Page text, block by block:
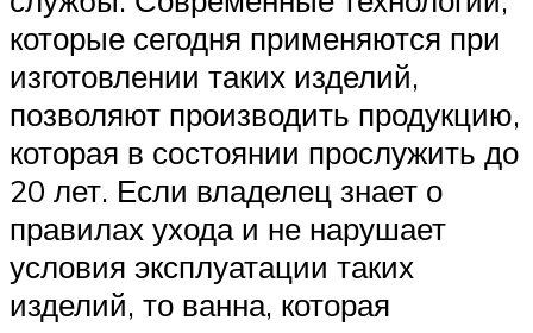
которые сегодня применяются при
изготовлении таких изделий,
позволяют производить продукцию,
которая в состоянии прослужить до
20 лет. Если владелец знает о
правилах ухода и не нарушает
условия эксплуатации таких
изделий, то ванна, которая